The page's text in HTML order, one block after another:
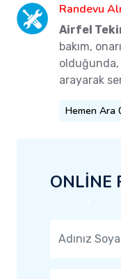
Randevu
Airfel
bakım,
olduğunda,
arayarak
Hemen Ara
ONLİNE